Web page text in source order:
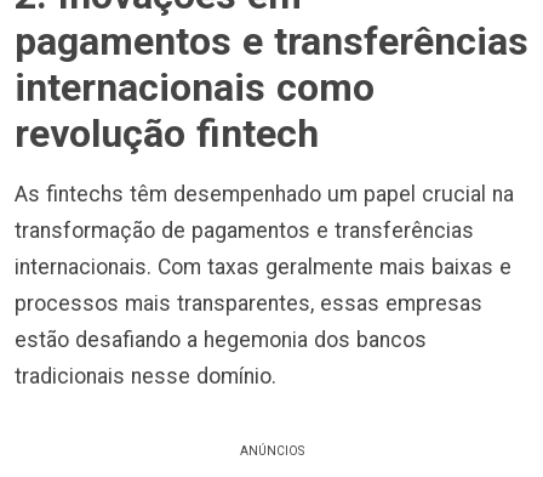
pagamentos e transferências
internacionais como
revolução fintech
As fintechs têm desempenhado um papel crucial na
transformação de pagamentos e transferências
internacionais. Com taxas geralmente mais baixas e
processos mais transparentes, essas empresas
estão desafiando a hegemonia dos bancos
tradicionais nesse domínio.
ANÚNCIOS